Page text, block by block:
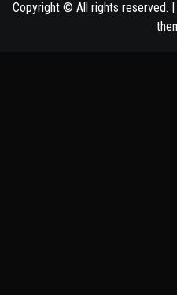
Copyright © All rights reserved. |